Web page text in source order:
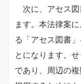
次に、アセス図
ます。本法律案
る「アセス図書
とになります。
であり、周辺の